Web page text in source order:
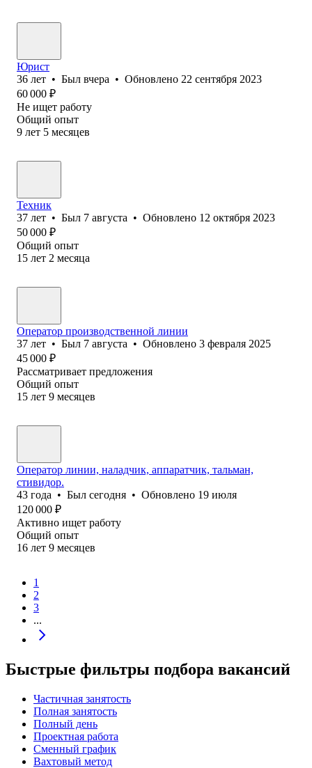
Юрист
36 лет • Был вчера • Обновлено 22 сентября 2023
60 000 ₽
Не ищет работу
Общий опыт
9 лет 5 месяцев
Техник
37 лет • Был 7 августа • Обновлено 12 октября 2023
50 000 ₽
Общий опыт
15 лет 2 месяца
Оператор производственной линии
37 лет • Был 7 августа • Обновлено 3 февраля 2025
45 000 ₽
Рассматривает предложения
Общий опыт
15 лет 9 месяцев
Оператор линии, наладчик, аппаратчик, тальман,
стивидор.
43 года • Был сегодня • Обновлено 19 июля
120 000 ₽
Активно ищет работу
Общий опыт
16 лет 9 месяцев
1
2
3
...
Быстрые фильтры подбора вакансий
Частичная занятость
Полная занятость
Полный день
Проектная работа
Сменный график
Вахтовый метод